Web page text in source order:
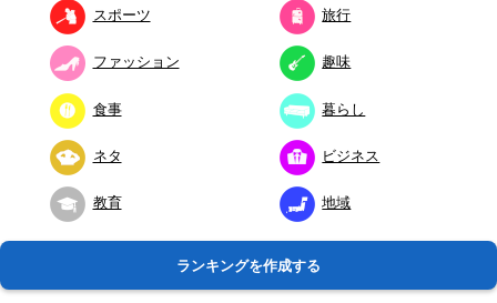
スポーツ 旅行
ファッション 趣味
食事 暮らし
ネタ ビジネス
教育 地域
ランキングを作成する